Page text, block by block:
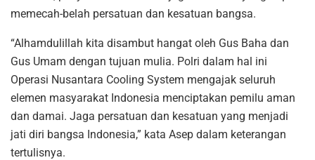
memecah-belah persatuan dan kesatuan bangsa.
“Alhamdulillah kita disambut hangat oleh Gus Baha dan
Gus Umam dengan tujuan mulia. Polri dalam hal ini
Operasi Nusantara Cooling System mengajak seluruh
elemen masyarakat Indonesia menciptakan pemilu aman
dan damai. Jaga persatuan dan kesatuan yang menjadi
jati diri bangsa Indonesia,” kata Asep dalam keterangan
tertulisnya.